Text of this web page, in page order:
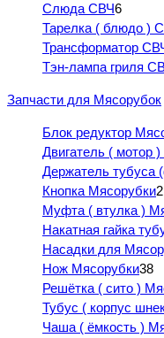
Слюда СВЧ6
Тарелка ( блюдо )
Трансформатор
Тэн-лампа гриля
Запчасти для Мясорубок
Блок редуктор
Двигатель ( мотор
Держатель тубуса
Кнопка Мясорубки2
Муфта ( втулка )
Накатная гайка
Насадки для
Нож Мясорубки38
Решётка ( сито )
Тубус ( корпус
Чаша ( ёмкость )